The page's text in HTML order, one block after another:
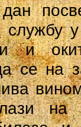
и
се на